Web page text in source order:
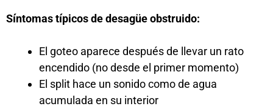
Síntomas típicos de desagüe obstruido:
El goteo aparece después de llevar un rato
encendido (no desde el primer momento)
El split hace un sonido como de agua
acumulada en su interior